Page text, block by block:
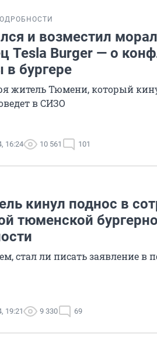
и возместил
Tesla Burger — о
бургере
житель Тюмени, который
в СИЗО
16:24 10 561 101
кинул поднос в
тюменской
стал ли писать заявление
19:21 9 330 69